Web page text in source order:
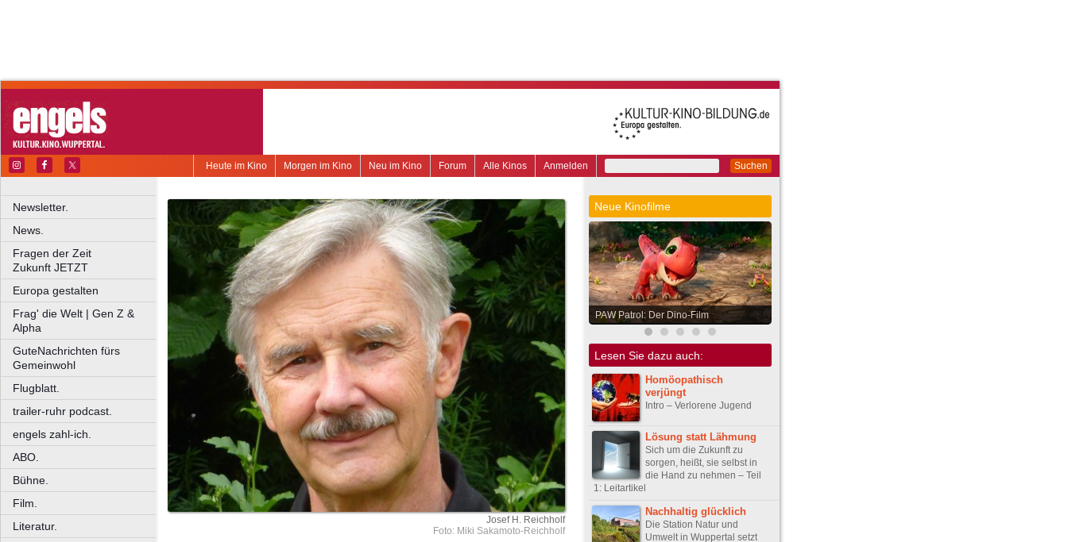
Suchen
Anmelden
Alle Kinos
Forum
Neu im Kino
Morgen im Kino
Heute im Kino
Newsletter.
News.
Fragen der Zeit
Zukunft JETZT
Europa gestalten
Frag' die Welt | Gen Z &
Alpha
GuteNachrichten fürs
Gemeinwohl
Flugblatt.
trailer-ruhr podcast.
engels zahl-ich.
ABO.
Bühne.
Film.
Literatur.
Josef H. Reichholf
Foto: Miki Sakamoto-Reichholf
Neue Kinofilme
PAW Patrol: Der Dino-Film
Lesen Sie dazu auch:
Homöopathisch
verjüngt
Intro – Verlorene Jugend
Lösung statt Lähmung
Sich um die Zukunft zu
sorgen, heißt, sie selbst in
die Hand zu nehmen – Teil
1: Leitartikel
Nachhaltig glücklich
Die Station Natur und
Umwelt in Wuppertal setzt